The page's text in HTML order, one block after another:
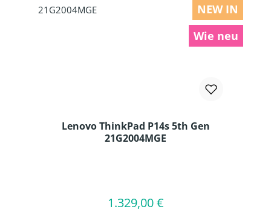
NEW IN
Wie neu
Lenovo ThinkPad P14s 5th Gen
21G2004MGE
Regulärer Preis:
1.329,00 €
In den Warenkorb